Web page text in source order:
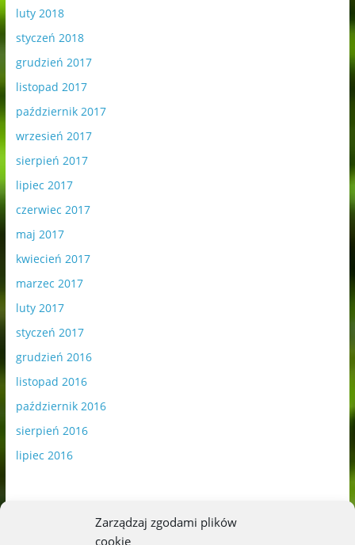
Zarządzaj zgodami plików
cookie
luty 2018
styczeń 2018
grudzień 2017
listopad 2017
październik 2017
wrzesień 2017
sierpień 2017
lipiec 2017
czerwiec 2017
maj 2017
kwiecień 2017
marzec 2017
luty 2017
styczeń 2017
grudzień 2016
listopad 2016
październik 2016
sierpień 2016
lipiec 2016